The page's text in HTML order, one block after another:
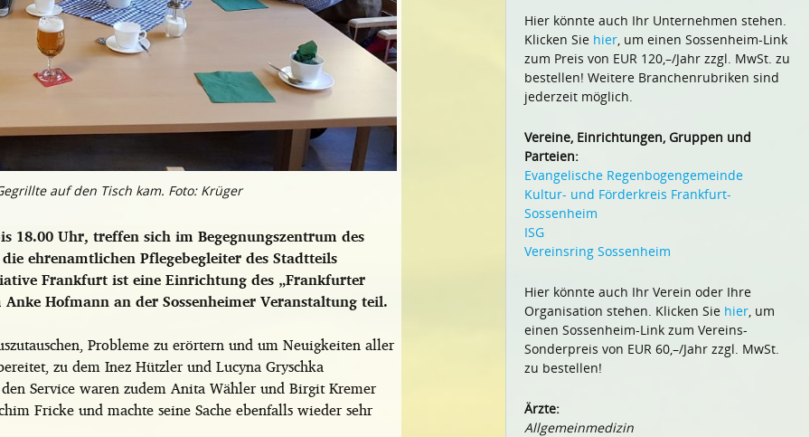
auf den Tisch kam. Foto: Krüger
Uhr, treffen sich im Begegnungszentrum des
ehrenamtlichen Pflegebegleiter des Stadtteils
Frankfurt ist eine Einrichtung des „Frankfurter
Hofmann an der Sossenheimer Veranstaltung teil.
Probleme zu erörtern und um Neuigkeiten aller
zu dem Inez Hützler und Lucyna Gryschka
Service waren zudem Anita Wähler und Birgit Kremer
Fricke und machte seine Sache ebenfalls wieder sehr
Hier könnte auch Ihr Unternehmen stehen.
Klicken Sie hier, um einen Sossenheim-Link
zum Preis von EUR 120,–/Jahr zzgl. MwSt. zu
bestellen! Weitere Branchenrubriken sind
jederzeit möglich.
Vereine, Einrichtungen, Gruppen und
Parteien:
Evangelische Regenbogengemeinde
Kultur- und Förderkreis Frankfurt-
Sossenheim
ISG
Vereinsring Sossenheim
Hier könnte auch Ihr Verein oder Ihre
Organisation stehen. Klicken Sie hier, um
einen Sossenheim-Link zum Vereins-
Sonderpreis von EUR 60,–/Jahr zzgl. MwSt.
zu bestellen!
Ärzte:
Allgemeinmedizin